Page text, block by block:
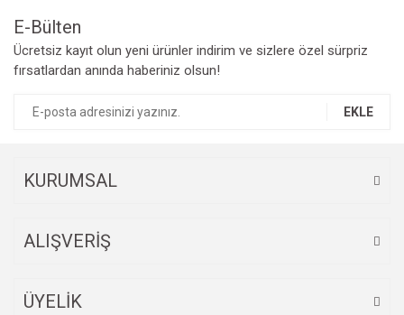
E-Bülten
Ücretsiz kayıt olun yeni ürünler indirim ve sizlere özel sürpriz
fırsatlardan anında haberiniz olsun!
EKLE
KURUMSAL
ALIŞVERİŞ
ÜYELİK